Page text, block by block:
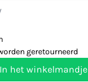
geretourneerd
In het winkelmandje